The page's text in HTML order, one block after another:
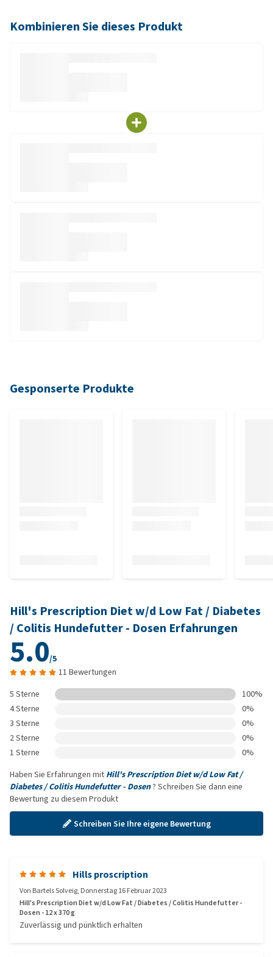
Kombinieren Sie dieses Produkt
Gesponserte Produkte
Hill's Prescription Diet w/d Low Fat / Diabetes
/ Colitis Hundefutter - Dosen Erfahrungen
5.0/5
11 Bewertungen
5 Sterne
100%
4 Sterne
0%
3 Sterne
0%
2 Sterne
0%
1 Sterne
0%
Haben Sie Erfahrungen mit Hill's Prescription Diet w/d Low Fat /
Diabetes / Colitis Hundefutter - Dosen? Schreiben Sie dann eine
Bewertung zu diesem Produkt
Schreiben Sie Ihre eigene Bewertung
Hills proscription
Von Bartels Solveig, Donnerstag 16 Februar 2023
Hill's Prescription Diet w/d Low Fat / Diabetes / Colitis Hundefutter -
Dosen - 12 x 370 g
Zuverlässig und pünktlich erhalten